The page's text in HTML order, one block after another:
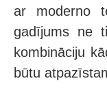
ar moderno
gadījums ne
kombināciju
būtu